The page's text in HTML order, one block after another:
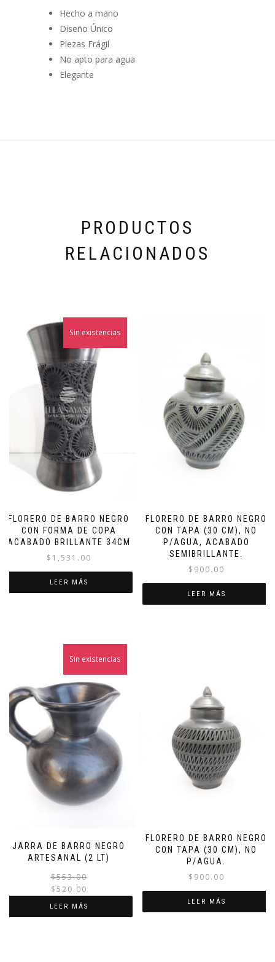
Hecho a mano
Diseño Único
Piezas Frágil
No apto para agua
Elegante
PRODUCTOS
RELACIONADOS
FLORERO DE BARRO NEGRO
CON FORMA DE COPA
ACABADO BRILLANTE 34CM
$ 1,531.00
Sin existencias
LEER MÁS
FLORERO DE BARRO NEGRO
CON TAPA (30 CM), NO
P/AGUA, ACABADO
SEMIBRILLANTE.
$ 900.00
LEER MÁS
JARRA DE BARRO NEGRO
ARTESANAL (2 LT)
¡Oferta!
$553.00
precio
era:
$520.00
precio
es:
Sin existencias
LEER MÁS
FLORERO DE BARRO NEGRO
CON TAPA (30 CM), NO
P/AGUA.
$ 900.00
LEER MÁS